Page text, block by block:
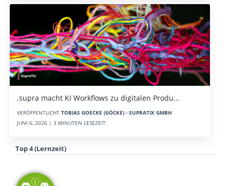
.supra macht KI Workflows zu digitalen Produ…
VERÖFFENTLICHT TOBIAS GOECKE (GÖCKE) - SUPRATIX GMBH
JUNI 6, 2026 | 3 MINUTEN LESEZEIT
Top 4 (Lernzeit)